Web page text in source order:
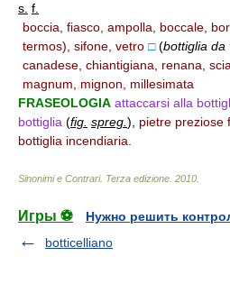
s. f.
boccia, fiasco, ampolla, boccale,
termos), sifone, vetro □ (bottiglia da
canadese, chiantigiana, renana,
magnum, mignon, millesimata
FRASEOLOGIA attaccarsi alla
bottiglia (fig. spreg. ) pietre preziose
bottiglia incendiaria.
Sinonimi e Contrari. Terza edizione 2010
Игры ⚽
Нужно решить
botticelliano